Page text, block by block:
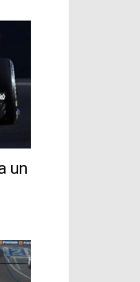
un